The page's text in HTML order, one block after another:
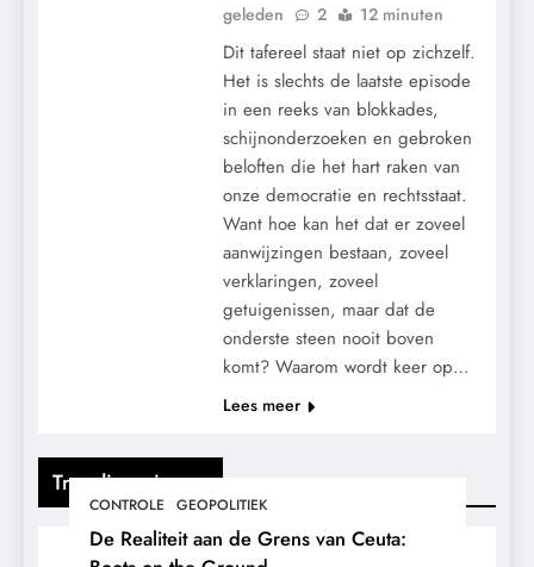
Trending nieuws
CONTROLE GEOPOLITIEK
De Realiteit aan de Grens van Ceuta:
geleden
2 12 minuten
Dit tafereel staat niet op zichzelf.
Het is slechts de laatste episode
in een reeks van blokkades,
schijnonderzoeken en gebroken
beloften die het hart raken van
onze democratie en rechtsstaat.
Want hoe kan het dat er zoveel
aanwijzingen bestaan, zoveel
verklaringen, zoveel
getuigenissen, maar dat de
onderste steen nooit boven
komt? Waarom wordt keer op…
Lees meer